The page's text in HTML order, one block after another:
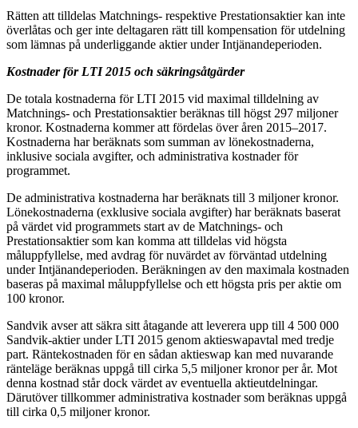
Rätten att tilldelas Matchnings- respektive Prestationsaktier kan inte
överlåtas och ger inte deltagaren rätt till kompensation för utdelning
som lämnas på underliggande aktier under Intjänandeperioden.
Kostnader för LTI 2015 och säkringsåtgärder
De totala kostnaderna för LTI 2015 vid maximal tilldelning av
Matchnings- och Prestationsaktier beräknas till högst 297 miljoner
kronor. Kostnaderna kommer att fördelas över åren 2015–2017.
Kostnaderna har beräknats som summan av lönekostnaderna,
inklusive sociala avgifter, och administrativa kostnader för
programmet.
De administrativa kostnaderna har beräknats till 3 miljoner kronor.
Lönekostnaderna (exklusive sociala avgifter) har beräknats baserat
på värdet vid programmets start av de Matchnings- och
Prestationsaktier som kan komma att tilldelas vid högsta
måluppfyllelse, med avdrag för nuvärdet av förväntad utdelning
under Intjänandeperioden. Beräkningen av den maximala kostnaden
baseras på maximal måluppfyllelse och ett högsta pris per aktie om
100 kronor.
Sandvik avser att säkra sitt åtagande att leverera upp till 4 500 000
Sandvik-aktier under LTI 2015 genom aktieswapavtal med tredje
part. Räntekostnaden för en sådan aktieswap kan med nuvarande
ränteläge beräknas uppgå till cirka 5,5 miljoner kronor per år. Mot
denna kostnad står dock värdet av eventuella aktieutdelningar.
Därutöver tillkommer administrativa kostnader som beräknas uppgå
till cirka 0,5 miljoner kronor.